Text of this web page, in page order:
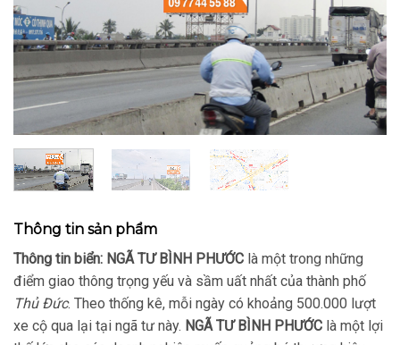
Thông tin sản phẩm
Thông tin biển: NGÃ TƯ BÌNH PHƯỚC là một trong những
điểm giao thông trọng yếu và sầm uất nhất của thành phố
Thủ Đức. Theo thống kê, mỗi ngày có khoảng 500.000 lượt
xe cộ qua lại tại ngã tư này. NGÃ TƯ BÌNH PHƯỚC là một lợi